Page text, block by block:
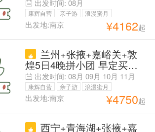
店】鸣沙山月牙泉-七彩丹
霞-天下雄关&嘉峪关—深度
体验西北美景、人文敦煌、
丝路佛窟—【玩转甘肃全线
+24H旅行管家+优秀导游】
出发时间: 08月
康辉自营 亲子游
浪漫蜜月
父母安心游
出发地:南京 ¥4162起
兰州+张掖+嘉峪关+敦
煌5日4晚拼小团 早定买贵
退【咨询下单享优惠·双霞
恋plus】 <含6大景区门票
和必含小交通>8人团+出行
前1天无损退（除机票）<精
选市区+单人可拼房+儿童
出发时间: 08月 09月 10月 11月
康辉自营 亲子游
浪漫蜜月
父母安心游
出发地:南京 ¥4750起
西宁+青海湖+张掖+嘉